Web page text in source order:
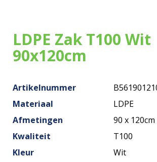
Nieuws
Contact
LDPE Zak T100 Wit
90x120cm
Artikelnummer
Materiaal
LDPE
Afmetingen
90 x 120cm
Kwaliteit
T100
Kleur
Wit